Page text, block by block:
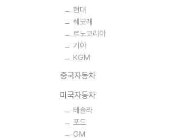
현대
쉐보레
르노코리아
기아
KGM
중국자동차
미국자동차
테슬라
포드
GM